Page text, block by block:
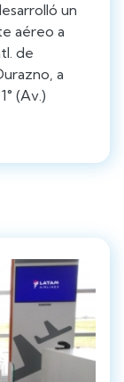
un
aéreo a
de
a
(Av.)